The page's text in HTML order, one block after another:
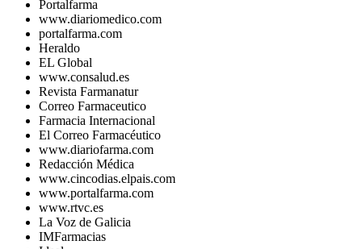
Portalfarma
www.diariomedico.com
portalfarma.com
Heraldo
EL Global
www.consalud.es
Revista Farmanatur
Correo Farmaceutico
Farmacia Internacional
El Correo Farmacéutico
www.diariofarma.com
Redacción Médica
www.cincodias.elpais.com
www.portalfarma.com
www.rtvc.es
La Voz de Galicia
IMFarmacias